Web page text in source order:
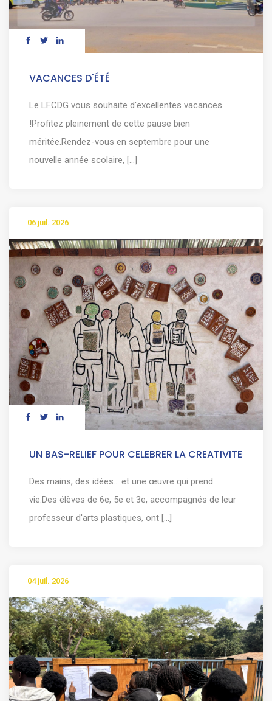
VACANCES D'ÉTÉ
Le LFCDG vous souhaite d'excellentes vacances
!Profitez pleinement de cette pause bien
méritée.Rendez-vous en septembre pour une
nouvelle année scolaire, [...]
06 juil. 2026
UN BAS-RELIEF POUR CELEBRER LA CREATIVITE
Des mains, des idées… et une œuvre qui prend
vie.Des élèves de 6e, 5e et 3e, accompagnés de leur
professeur d'arts plastiques, ont [...]
04 juil. 2026